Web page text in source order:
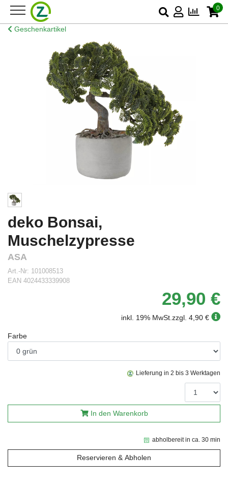
0
Geschenkartikel
deko Bonsai,
Muschelzypresse
ASA
Art.-Nr: 101008513
EAN 4024433339908
29,90 €
inkl. 19% MwSt.zzgl. 4,90 €
Farbe
abholbereit in ca. 30 min
Reservieren & Abholen
Lieferung in 2 bis 3 Werktagen
In den Warenkorb